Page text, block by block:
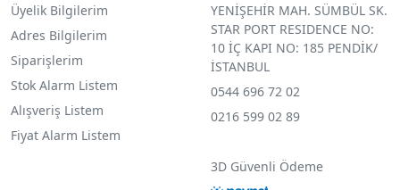
Üyelik Bilgilerim
Adres Bilgilerim
Siparişlerim
Stok Alarm Listem
Alışveriş Listem
Fiyat Alarm Listem
YENİŞEHİR MAH. SÜMBÜL SK.
STAR PORT RESIDENCE NO:
10 İÇ KAPI NO: 185 PENDİK/
İSTANBUL
0544 696 72 02
0216 599 02 89
3D Güvenli Ödeme